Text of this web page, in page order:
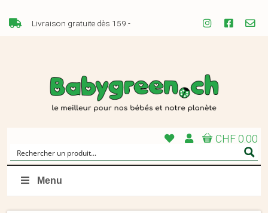
Livraison gratuite dès 159.-
CHF 0.00
Menu